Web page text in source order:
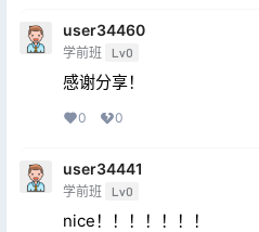
user34460
学前班 Lv0
感谢分享！
0 0
user34441
学前班 Lv0
nice！！！！！！！